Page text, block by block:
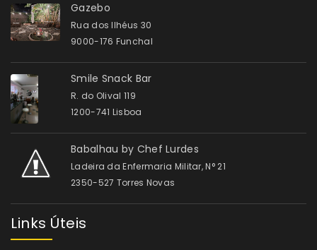
Gazebo
Rua dos Ilhéus 30
9000-176 Funchal
Smile Snack Bar
R. do Olival 119
1200-741 Lisboa
Babalhau by Chef Lurdes
Ladeira da Enfermaria Militar, N° 21
2350-527 Torres Novas
Links Úteis